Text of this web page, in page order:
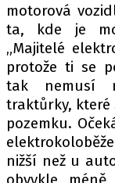
motorová
ta, kde je
„Majitelé
protože ti se
tak nemusí
traktůrky, které
pozemku.
nižší než u